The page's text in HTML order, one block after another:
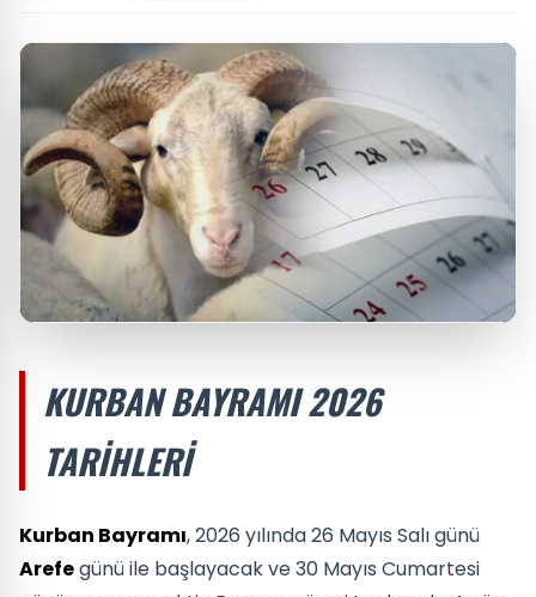
KURBAN BAYRAMI 2026
TARIHLERI
Kurban Bayramı, 2026 yılında 26 Mayıs Salı günü
Arefegünü ile başlayacak ve 30 Mayıs Cumartesi